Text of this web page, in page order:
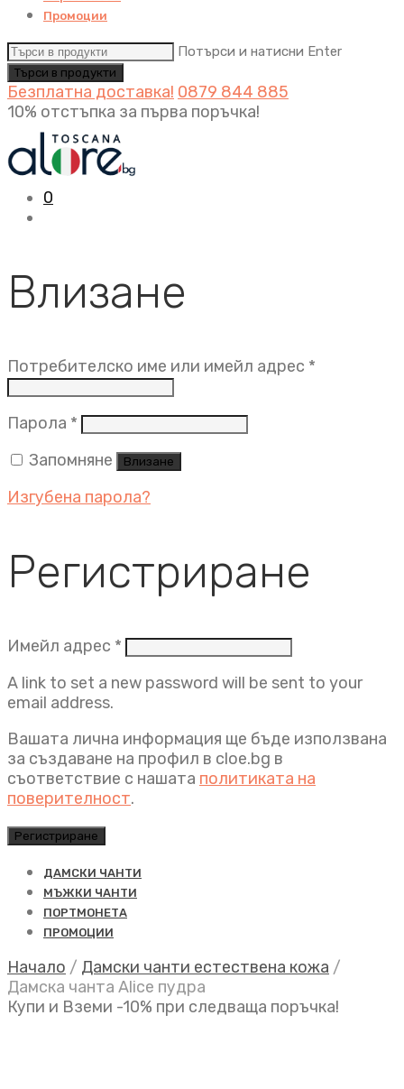
Промоции
Потърси и натисни Enter
Безплатна доставка! 0879 844 885
10% отстъпка за първа поръчка!
0
Влизане
Потребителско име или имейл адрес *
Парола * Задължително
Запомняне
Влизане
Изгубена парола?
Регистриране
Имейл адрес * Задължително
A link to set a new password will be sent to your
email address.
Вашата лична информация ще бъде използвана
за създаване на профил в cloe.bg в
съответствие с нашата политиката на
поверителност.
Регистриране
ДАМСКИ ЧАНТИ
МЪЖКИ ЧАНТИ
ПОРТМОНЕТА
ПРОМОЦИИ
Начало / Дамски чанти естествена кожа /
Дамска чанта Alice пудра
Купи и Вземи -10% при следваща поръчка!